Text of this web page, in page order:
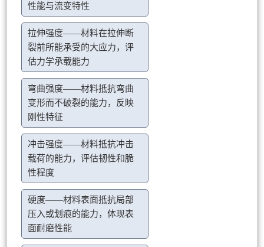
性能与流变特性
拉伸强度——材料在拉伸断
裂前所能承受的大应力，评
估力学承载能力
弯曲强度——材料抵抗弯曲
变形而不破裂的能力，反映
刚性特征
冲击强度——材料抵抗冲击
载荷的能力，评估韧性和脆
性程度
硬度——材料表面抵抗局部
压入或划痕的能力，体现表
面耐磨性能